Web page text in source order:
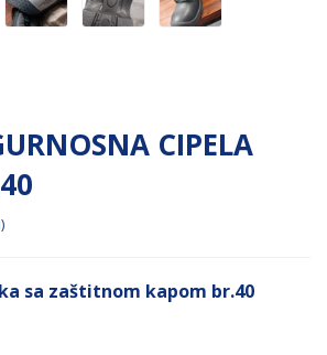
CIPELA
sa zaštitnom kapom br.40